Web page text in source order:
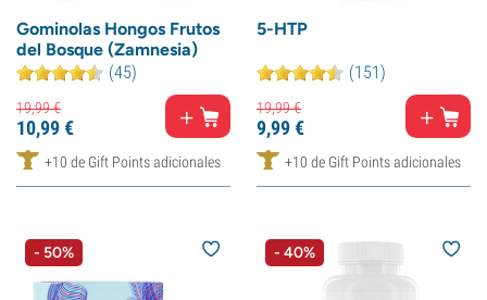
Gominolas Hongos Frutos
del Bosque (Zamnesia)
(45)
19,99€
10,99€
+10 de Gift Points adicionales
5-HTP
(151)
19,99€
9,99€
+10 de Gift Points adicionales
- 50% - 40%